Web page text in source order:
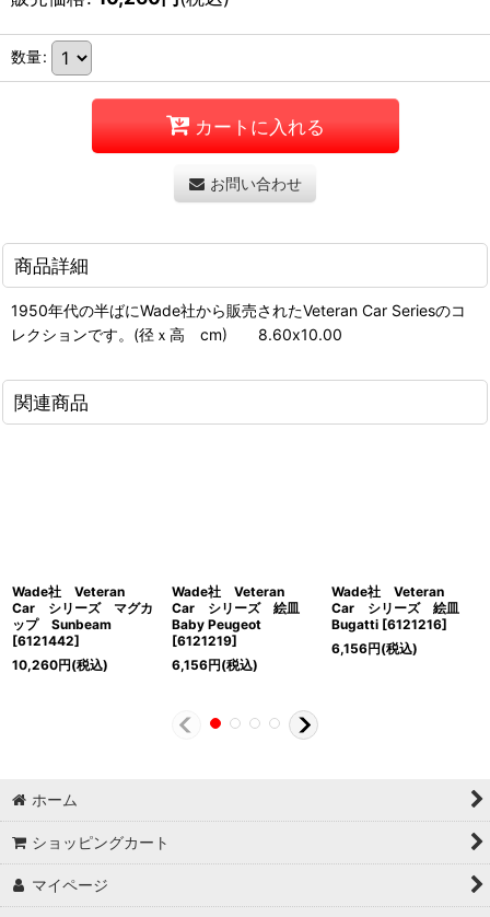
数量:
カートに入れる
お問い合わせ
商品詳細
1950年代の半ばにWade社から販売されたVeteran Car Seriesのコ
レクションです。(径ｘ高 cm) 8.60x10.00
関連商品
Wade社 Veteran
Car シリーズ マグカ
ップ Sunbeam
[6121442]
10,260円(税込)
Wade社 Veteran
Car シリーズ 絵皿
Baby Peugeot
[6121219]
6,156円(税込)
Wade社 Veteran
Car シリーズ 絵皿
Bugatti [6121216]
6,156円(税込)
ホーム
ショッピングカート
マイページ